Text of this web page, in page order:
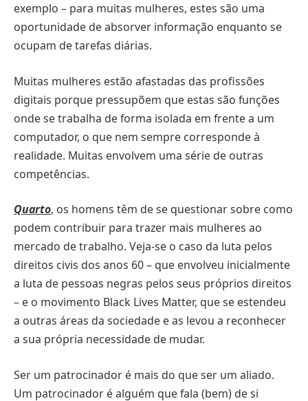
exemplo – para muitas mulheres, estes são uma
oportunidade de absorver informação enquanto se
ocupam de tarefas diárias.
Muitas mulheres estão afastadas das profissões
digitais porque pressupõem que estas são funções
onde se trabalha de forma isolada em frente a um
computador, o que nem sempre corresponde à
realidade. Muitas envolvem uma série de outras
competências.
Quarto, os homens têm de se questionar sobre como
podem contribuir para trazer mais mulheres ao
mercado de trabalho. Veja-se o caso da luta pelos
direitos civis dos anos 60 – que envolveu inicialmente
a luta de pessoas negras pelos seus próprios direitos
– e o movimento Black Lives Matter, que se estendeu
a outras áreas da sociedade e as levou a reconhecer
a sua própria necessidade de mudar.
Ser um patrocinador é mais do que ser um aliado.
Um patrocinador é alguém que fala (bem) de si